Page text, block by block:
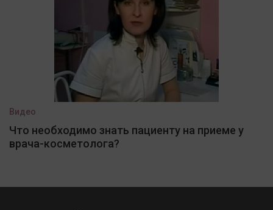
Видео
Что необходимо знать пациенту на приеме у
врача-косметолога?